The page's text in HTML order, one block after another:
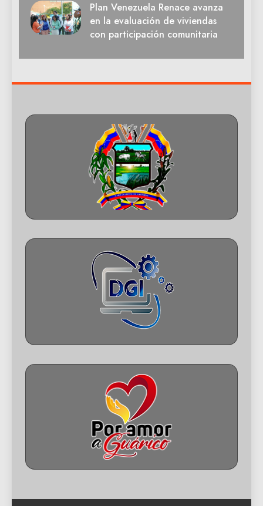
Plan Venezuela Renace avanza
en la evaluación de viviendas
con participación comunitaria